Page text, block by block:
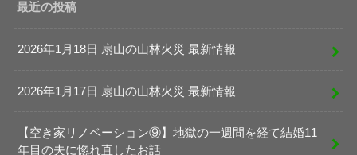
最近の投稿
2026年1月18日 扇山の山林火災 最新情報
2026年1月17日 扇山の山林火災 最新情報
【空き家リノベーション⑨】地獄の一週間を経て結婚11
年目の夫に惚れ直したお話